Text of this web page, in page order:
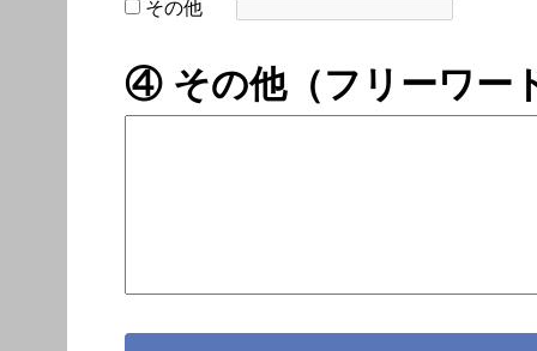
その他
④ その他（フリーワー